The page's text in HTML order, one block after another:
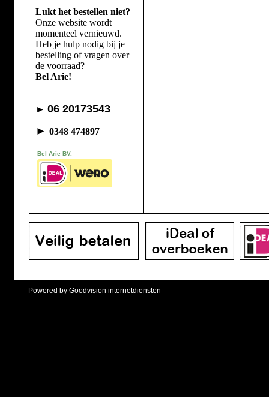
Lukt het bestellen niet?
Onze website wordt
momenteel vernieuwd.
Heb je hulp nodig bij je
bestelling of vragen over
de voorraad?
Bel Arie!
► 06 20173543
► 0348 474897
Bel Arie BV.
Powered by Goodvision internetdiensten